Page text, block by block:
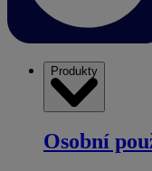
Produkty
Osobní